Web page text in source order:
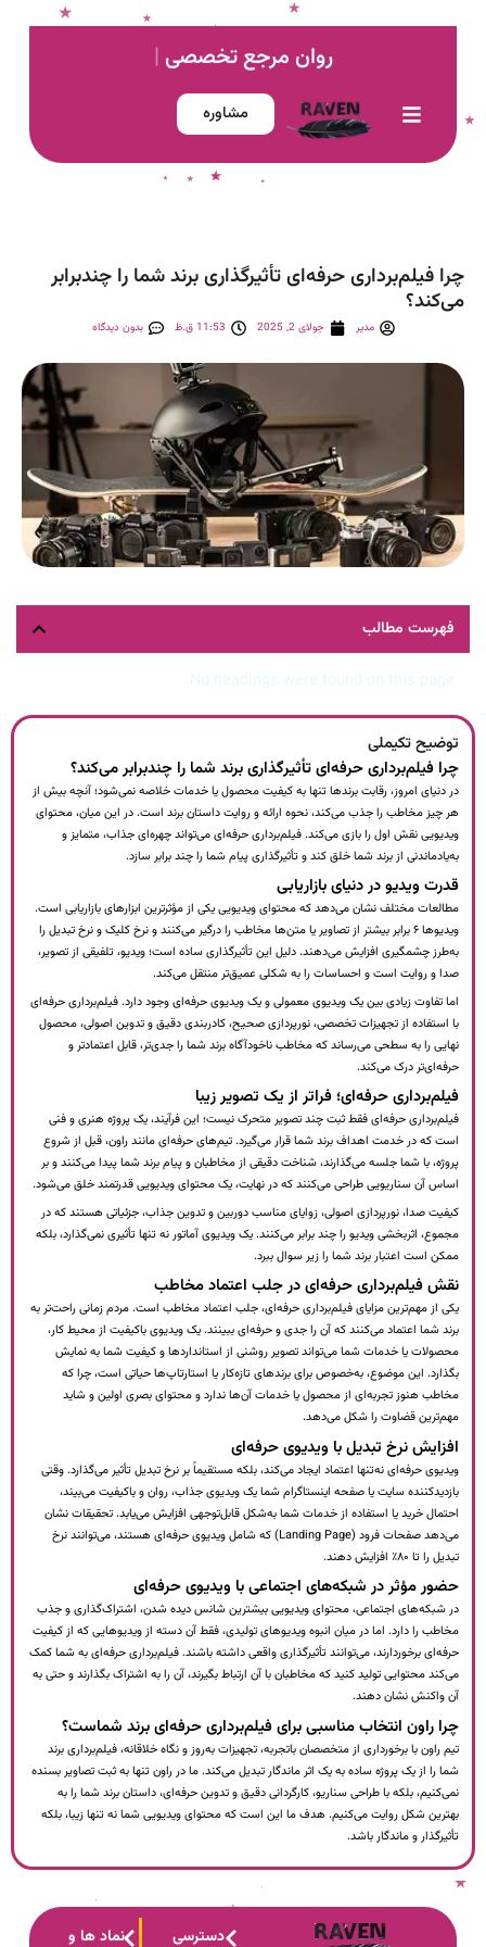
روان مرجع تخصصی تول
مشاوره
چرا فیلم‌برداری حرفه‌ای تأثیرگذاری برند شما را چندبرابر
می‌کند؟
مدیر جولای 2, 2025 11:53 ق.ظ بدون دیدگاه
توضیح تکیملی
چرا فیلم‌برداری حرفه‌ای تأثیرگذاری برند شما را چندبرابر می‌کند؟
در دنیای امروز، رقابت برندها تنها به کیفیت محصول یا خدمات خلاصه نمی‌شود؛ آنچه بیش از
هر چیز مخاطب را جذب می‌کند، نحوه ارائه و روایت داستان برند است. در این میان، محتوای
ویدیویی نقش اول را بازی می‌کند. فیلم‌برداری حرفه‌ای می‌تواند چهره‌ای جذاب، متمایز و
به‌یادماندنی از برند شما خلق کند و تأثیرگذاری پیام شما را چند برابر سازد.
قدرت ویدیو در دنیای بازاریابی
مطالعات مختلف نشان می‌دهد که محتوای ویدیویی یکی از مؤثرترین ابزارهای بازاریابی است.
ویدیوها ۶ برابر بیشتر از تصاویر یا متن‌ها مخاطب را درگیر می‌کنند و نرخ کلیک و نرخ تبدیل را
به‌طرز چشمگیری افزایش می‌دهند. دلیل این تأثیرگذاری ساده است؛ ویدیو، تلفیقی از تصویر،
صدا و روایت است و احساسات را به شکلی عمیق‌تر منتقل می‌کند.
اما تفاوت زیادی بین یک ویدیوی معمولی و یک ویدیوی حرفه‌ای وجود دارد. فیلم‌برداری حرفه‌ای
با استفاده از تجهیزات تخصصی، نورپردازی صحیح، کادربندی دقیق و تدوین اصولی، محصول
نهایی را به سطحی می‌رساند که مخاطب ناخودآگاه برند شما را جدی‌تر، قابل اعتمادتر و
حرفه‌ای‌تر درک می‌کند.
فیلم‌برداری حرفه‌ای؛ فراتر از یک تصویر زیبا
فیلم‌برداری حرفه‌ای فقط ثبت چند تصویر متحرک نیست؛ این فرآیند، یک پروژه هنری و فنی
است که در خدمت اهداف برند شما قرار می‌گیرد. تیم‌های حرفه‌ای مانند راون، قبل از شروع
پروژه، با شما جلسه می‌گذارند، شناخت دقیقی از مخاطبان و پیام برند شما پیدا می‌کنند و بر
اساس آن سناریویی طراحی می‌کنند که در نهایت، یک محتوای ویدیویی قدرتمند خلق می‌شود.
کیفیت صدا، نورپردازی اصولی، زوایای مناسب دوربین و تدوین جذاب، جزئیاتی هستند که در
مجموع، اثربخشی ویدیو را چند برابر می‌کنند. یک ویدیوی آماتور نه تنها تأثیری نمی‌گذارد، بلکه
ممکن است اعتبار برند شما را زیر سوال ببرد.
نقش فیلم‌برداری حرفه‌ای در جلب اعتماد مخاطب
یکی از مهم‌ترین مزایای فیلم‌برداری حرفه‌ای، جلب اعتماد مخاطب است. مردم زمانی راحت‌تر به
برند شما اعتماد می‌کنند که آن را جدی و حرفه‌ای ببینند. یک ویدیوی باکیفیت از محیط کار،
محصولات یا خدمات شما می‌تواند تصویر روشنی از استانداردها و کیفیت شما به نمایش
بگذارد. این موضوع، به‌خصوص برای برندهای تازه‌کار یا استارتاپ‌ها حیاتی است، چرا که
مخاطب هنوز تجربه‌ای از محصول یا خدمات آن‌ها ندارد و محتوای بصری اولین و شاید
مهم‌ترین قضاوت را شکل می‌دهد.
افزایش نرخ تبدیل با ویدیوی حرفه‌ای
ویدیوی حرفه‌ای نه‌تنها اعتماد ایجاد می‌کند، بلکه مستقیماً بر نرخ تبدیل تأثیر می‌گذارد. وقتی
بازدیدکننده سایت یا صفحه اینستاگرام شما یک ویدیوی جذاب، روان و باکیفیت می‌بیند،
احتمال خرید یا استفاده از خدمات شما به‌شکل قابل‌توجهی افزایش می‌یابد. تحقیقات نشان
می‌دهد صفحات فرود (Landing Page) که شامل ویدیوی حرفه‌ای هستند، می‌توانند نرخ
تبدیل را تا ۸۰٪ افزایش دهند.
حضور مؤثر در شبکه‌های اجتماعی با ویدیوی حرفه‌ای
در شبکه‌های اجتماعی، محتوای ویدیویی بیشترین شانس دیده شدن، اشتراک‌گذاری و جذب
مخاطب را دارد. اما در میان انبوه ویدیوهای تولیدی، فقط آن دسته از ویدیوهایی که از کیفیت
حرفه‌ای برخوردارند، می‌توانند تأثیرگذاری واقعی داشته باشند. فیلم‌برداری حرفه‌ای به شما کمک
می‌کند محتوایی تولید کنید که مخاطبان با آن ارتباط بگیرند، آن را به اشتراک بگذارند و حتی به
آن واکنش نشان دهند.
چرا راون انتخاب مناسبی برای فیلم‌برداری حرفه‌ای برند شماست؟
تیم راون با برخورداری از متخصصان باتجربه، تجهیزات به‌روز و نگاه خلاقانه، فیلم‌برداری برند
شما را از یک پروژه ساده به یک اثر ماندگار تبدیل می‌کند. ما در راون تنها به ثبت تصاویر بسنده
نمی‌کنیم، بلکه با طراحی سناریو، کارگردانی دقیق و تدوین حرفه‌ای، داستان برند شما را به
بهترین شکل روایت می‌کنیم. هدف ما این است که محتوای ویدیویی شما نه تنها زیبا، بلکه
تأثیرگذار و ماندگار باشد.
فهرست مطالب
No headings were found on this page.
دسترسی نماد ها و